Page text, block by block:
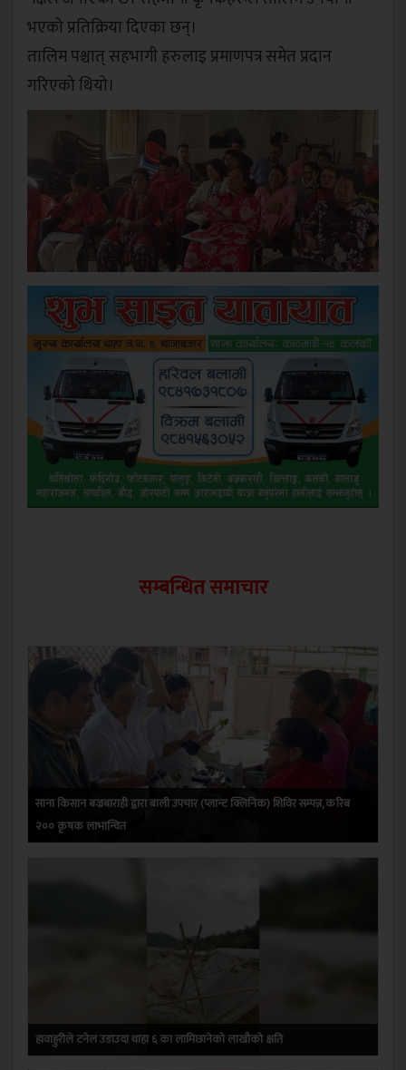
भएको प्रतिक्रिया दिएका छन्।
तालिम पश्चात् सहभागी हरुलाइ प्रमाणपत्र समेत प्रदान
गरिएको थियो।
सम्बन्धित समाचार
साना किसान बज्रबाराही द्वारा बाली उपचार (प्लान्ट क्लिनिक) शिविर सम्पन्न, करिब
२०० कृषक लाभान्वित
हावाहुरीले टनेल उडाउदा थाहा ६ का लामिछानेको लाखौको क्षति